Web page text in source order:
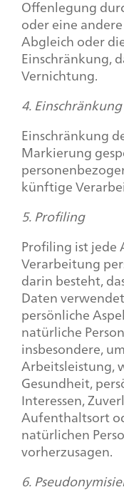
Offenlegung
oder eine
Abgleich oder
Einschränkung,
Vernichtung.
4.
Einschränkung
Markierung
künftige
5. Profiling
Profiling ist
Verarbeitung
darin besteht,
Daten
persönliche
natürliche
insbesondere,
Arbeitsleistung,
Gesundheit,
Interessen,
Aufenthaltsort
natürlichen
vorherzusagen.
6.